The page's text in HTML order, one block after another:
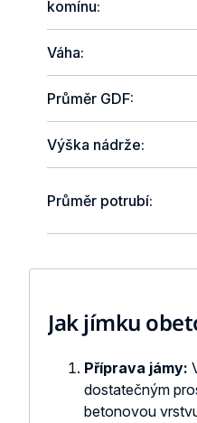
komínu:
Váha:
Průměr GDF:
Výška nádrže:
Průměr potrubí:
Jak jímku
Příprava jámy:
dostatečným
betonovou